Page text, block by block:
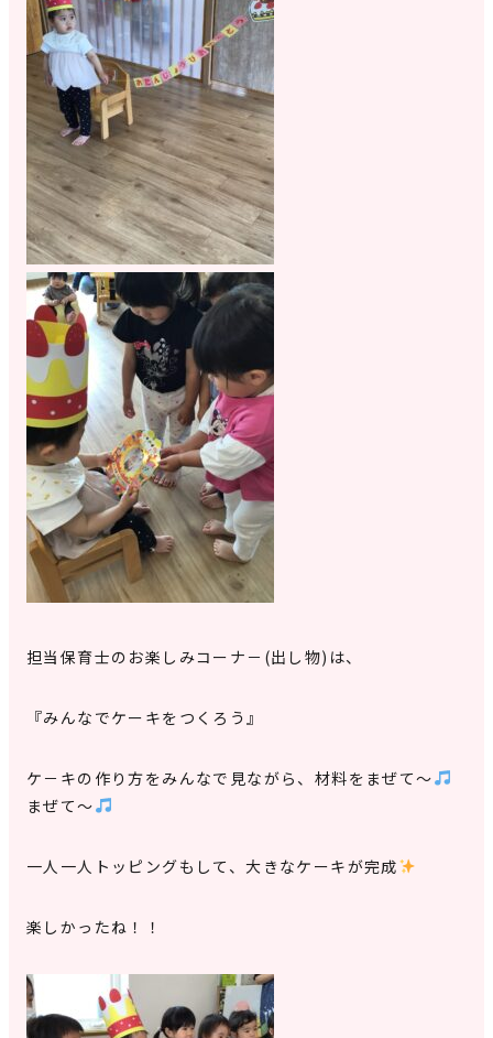
担当保育士のお楽しみコーナ－(出し物)は、
『みんなでケーキをつくろう』
ケ－キの作り方をみんなで見ながら、材料をまぜて～
まぜて～
一人一人トッピングもして、大きなケーキが完成
楽しかったね！！